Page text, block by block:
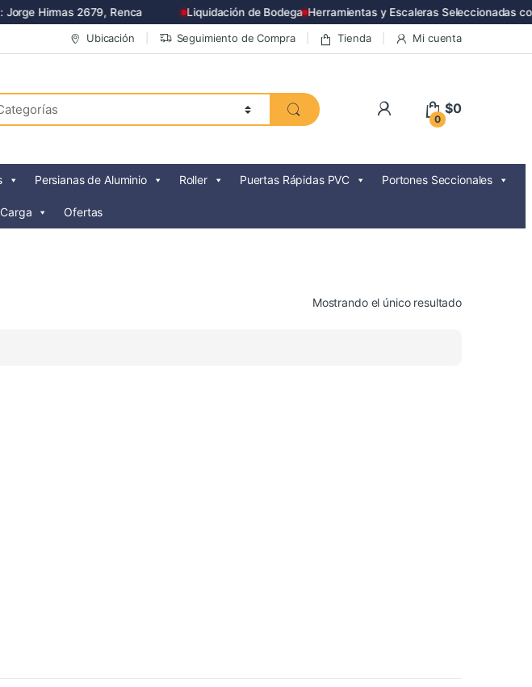
Hirmas 2679, Renca Liquidación de Bodega Herramientas y Escaleras Seleccionadas
Ubicación Seguimiento de Compra Tienda Mi cuenta
0
$0
Persianas de Aluminio Roller Puertas Rápidas PVC Portones Seccionales
Ofertas
Mostrando el único resultado